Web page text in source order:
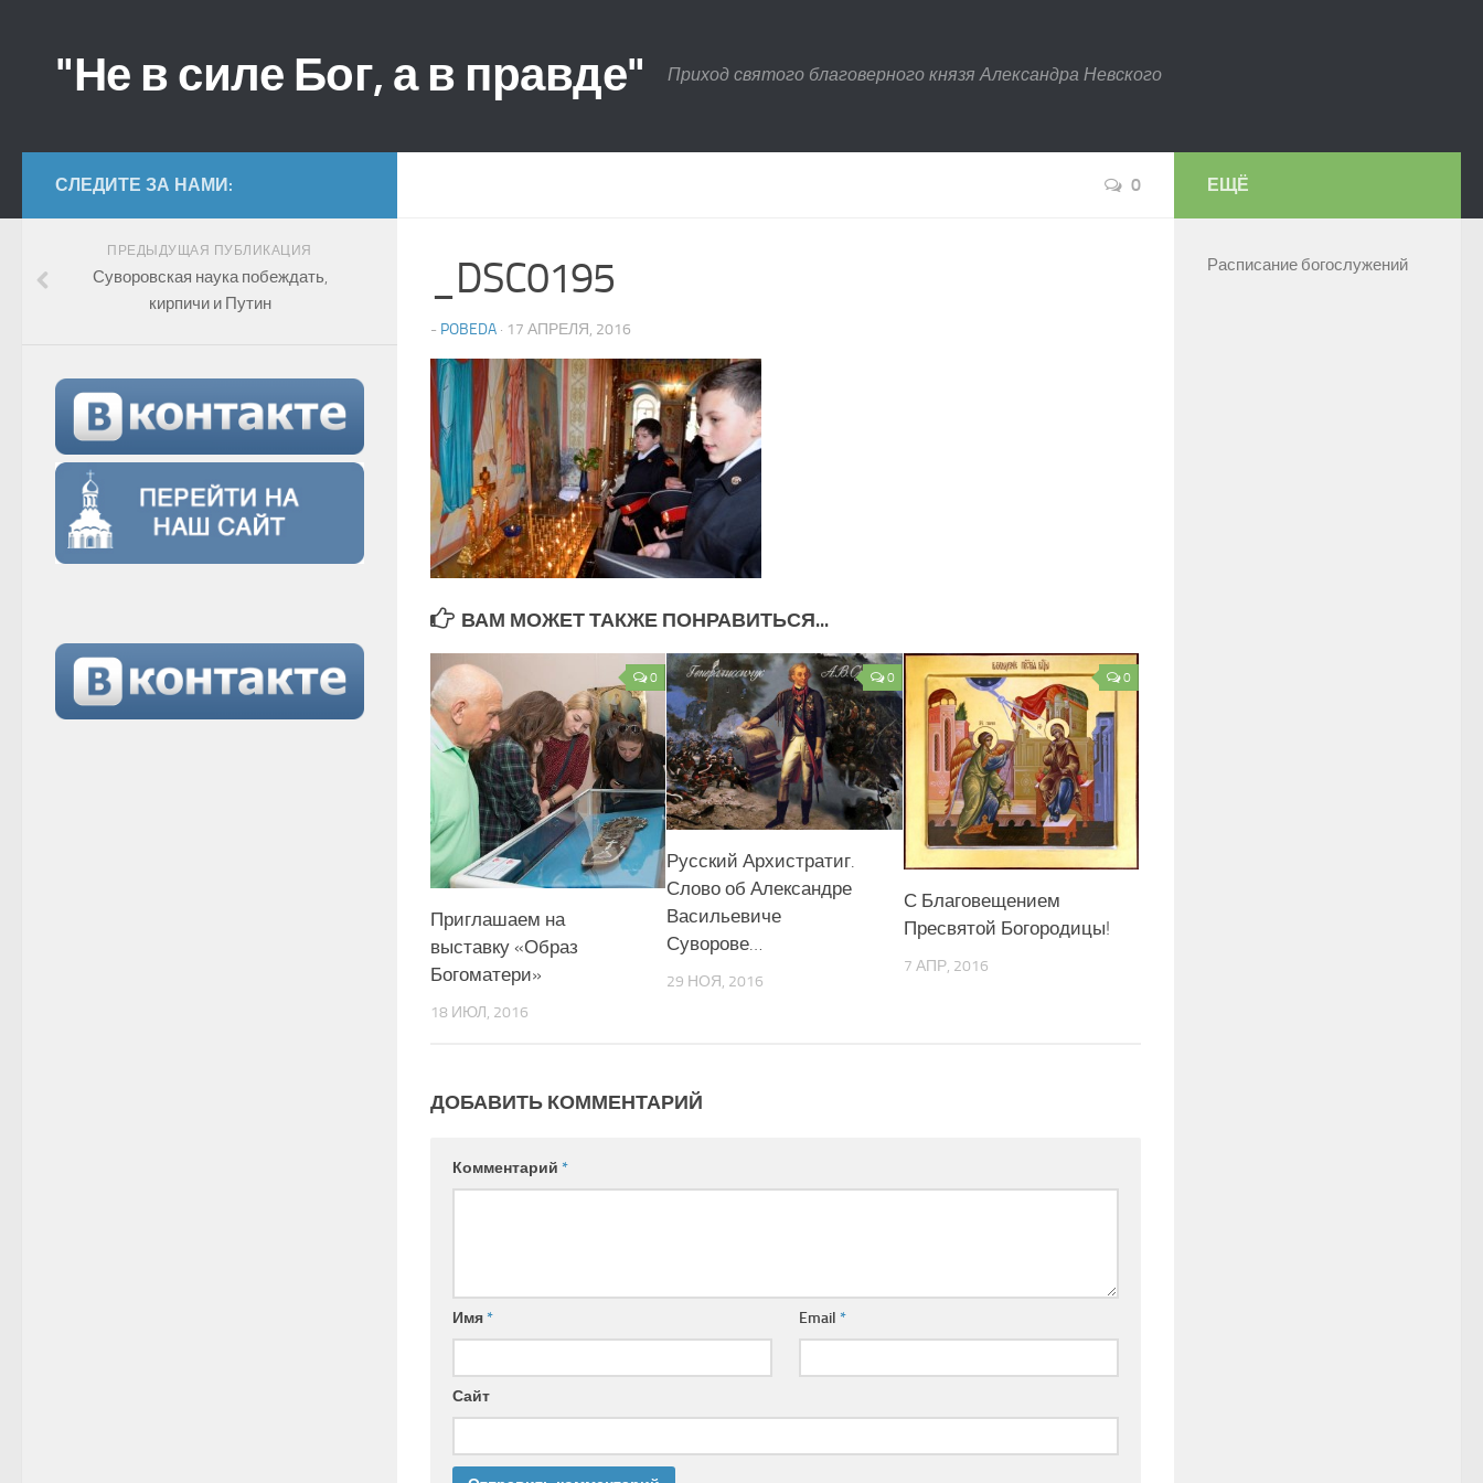
"Не в силе Бог, а в правде" Приход святого благоверного князя Александра Невского
0
_DSC0195
- POBEDA · 17 АПРЕЛЯ, 2016
ВАМ МОЖЕТ ТАКЖЕ ПОНРАВИТЬСЯ...
0
Приглашаем на
выставку «Образ
Богоматери»
18 ИЮЛ, 2016
0
Русский Архистратиг.
Слово об Александре
Васильевиче
Суворове…
29 НОЯ, 2016
0
С Благовещением
Пресвятой Богородицы!
7 АПР, 2016
ДОБАВИТЬ КОММЕНТАРИЙ
Комментарий *
Имя* Email*
Сайт
СЛЕДИТЕ ЗА НАМИ:
ПРЕДЫДУЩАЯ ПУБЛИКАЦИЯ
Суворовская наука побеждать,
кирпичи и Путин
ЕЩЁ
Расписание богослужений